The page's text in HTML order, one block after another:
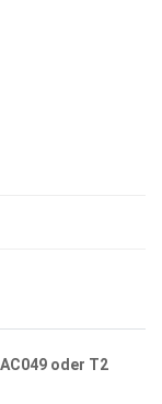
oder T2